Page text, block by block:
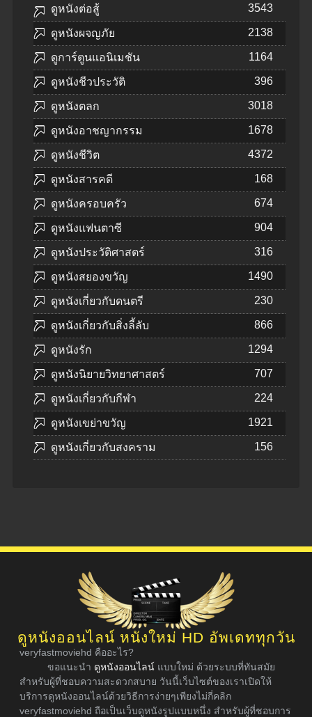
ดูหนังต่อสู้ 3543
ดูหนังผจญภัย 2138
ดูการ์ตูนแอนิเมชัน 1164
ดูหนังชีวประวัติ 396
ดูหนังตลก 3018
ดูหนังอาชญากรรม 1678
ดูหนังชีวิต 4372
ดูหนังสารคดี 168
ดูหนังครอบครัว 674
ดูหนังแฟนตาซี 904
ดูหนังประวัติศาสตร์ 316
ดูหนังสยองขวัญ 1490
ดูหนังเกี่ยวกับดนตรี 230
ดูหนังเกี่ยวกับสิ่งลี้ลับ 866
ดูหนังรัก 1294
ดูหนังนิยายวิทยาศาสตร์ 707
ดูหนังเกี่ยวกับกีฬา 224
ดูหนังเขย่าขวัญ 1921
ดูหนังเกี่ยวกับสงคราม 156
ดูหนังออนไลน์ หนังใหม่ HD อัพเดททุกวัน
veryfastmoviehd คืออะไร?
ขอแนะนำ ดูหนังออนไลน์ แบบใหม่ ด้วยระบบที่ทันสมัย
สำหรับผู้ที่ชอบความสะดวกสบาย วันนี้เว็บไซต์ของเราเปิดให้
บริการดูหนังออนไลน์ด้วยวิธีการง่ายๆเพียงไม่กี่คลิก
veryfastmoviehd ถือเป็นเว็บดูหนังรูปแบบหนึ่ง สำหรับผู้ที่ชอบการ